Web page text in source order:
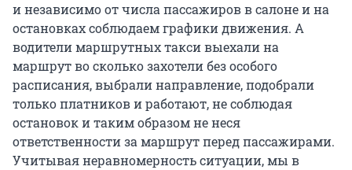
и независимо от числа пассажиров в салоне и на
остановках соблюдаем графики движения. А
водители маршрутных такси выехали на
маршрут во сколько захотели без особого
расписания, выбрали направление, подобрали
только платников и работают, не соблюдая
остановок и таким образом не неся
ответственности за маршрут перед пассажирами.
Учитывая неравномерность ситуации, мы в